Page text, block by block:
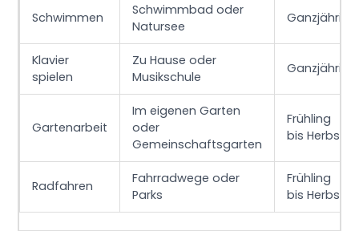
Schwimmen
Schwimmbad oder
Natursee
Ganzjährig
Klavier
spielen
Zu Hause oder
Musikschule
Ganzjährig
Gartenarbeit
Im eigenen Garten
oder
Gemeinschaftsgarten
Frühling
bis Herbst
Radfahren
Fahrradwege oder
Parks
Frühling
bis Herbst